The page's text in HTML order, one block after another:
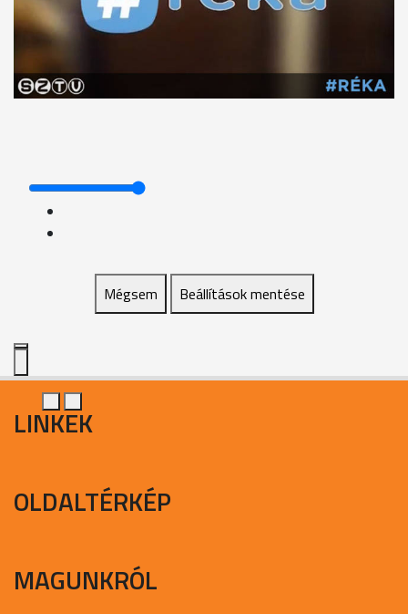
Mégsem Beállítások mentése
LINKEK
OLDALTÉRKÉP
MAGUNKRÓL